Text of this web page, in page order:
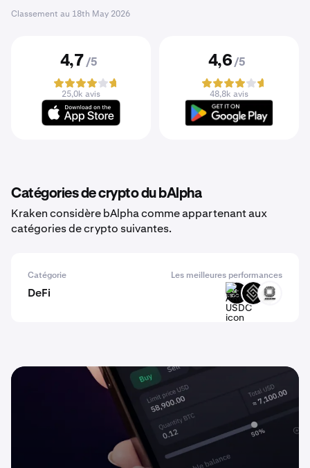
Classement au 18th May 2026
4,7 /5
25,0k avis
4,6 /5
48,8k avis
Catégories de crypto du bAlpha
Kraken considère bAlpha comme appartenant aux
catégories de crypto suivantes.
Catégorie Les meilleures performances
DeFi ARM-
USDC DECT EVOP